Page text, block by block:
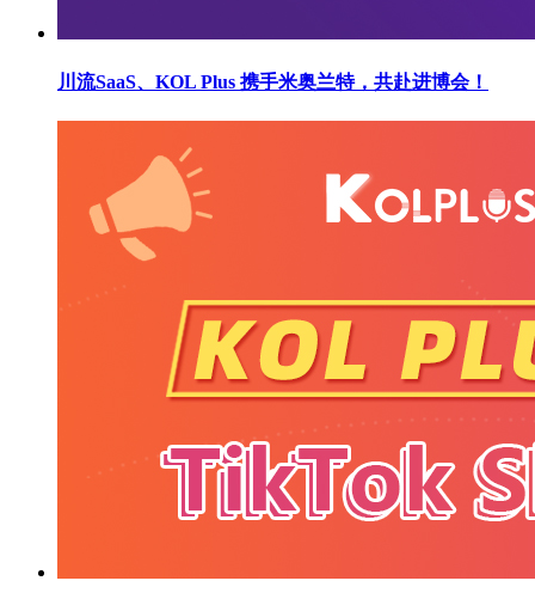
川流SaaS、KOL Plus 携手米奥兰特，共赴进博会！